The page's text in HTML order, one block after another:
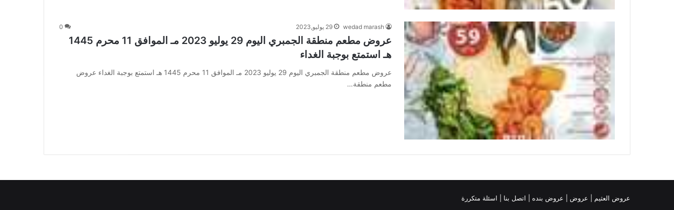
wedad marash 29 يوليو,2023 0
عروض مطعم منطقة الجمبري اليوم 29 يوليو 2023 مـ الموافق 11 محرم 1445
هـ استمتع بوجبة الغداء
عروض مطعم منطقة الجمبري اليوم 29 يوليو 2023 مـ الموافق 11 محرم 1445 هـ استمتع بوجبة الغداء عروض
مطعم منطقة…
عروض العثيم عروض عروض بنده | اتصل بنا | اسئلة متكررة